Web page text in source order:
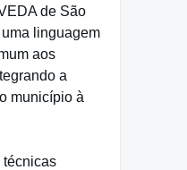
de São
linguagem
aos
a
município à
técnicas